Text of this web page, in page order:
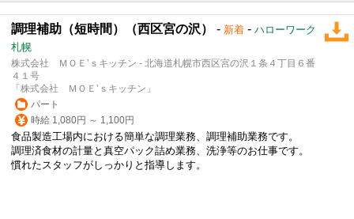
調理補助（短時間）（西区宮の沢） - 新着 - ハローワーク
札幌
株式会社 ＭＯＥ’ｓキッチン - 北海道札幌市西区宮の沢１条４丁目６番
４１号
「株式会社 ＭＯＥ’ｓキッチン」
パート
時給 1,080円 ～ 1,100円
食品製造工場内における簡単な調理業務、調理補助業務です。
調理済食材の計量と真空パック詰め業務、洗浄等のお仕事です。
慣れたスタッフがしっかりと指導します。